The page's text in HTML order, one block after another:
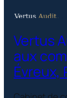
Vertus
aux
Évreux,